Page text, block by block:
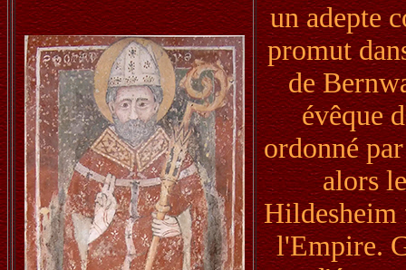
un adepte
promut
de
évêque
ordonné
alors
Hildesheim
l'Empire.